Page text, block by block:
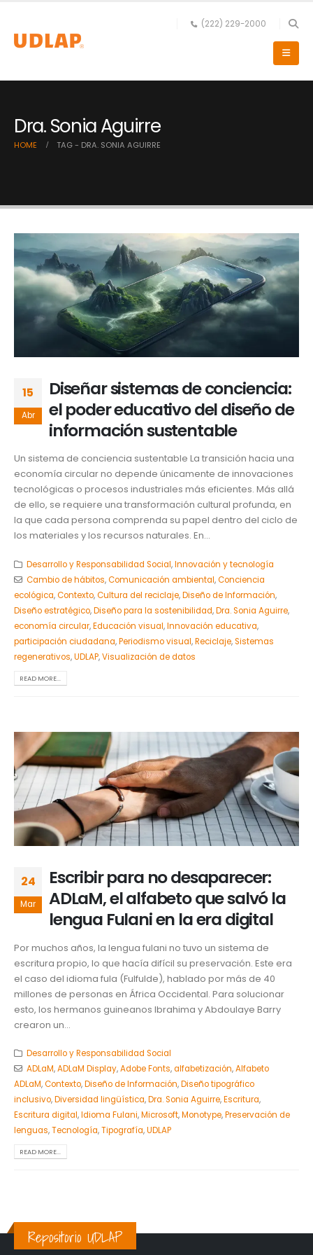
(222) 229-2000
Dra. Sonia Aguirre
HOME TAG - DRA. SONIA AGUIRRE
15
Abr
Diseñar sistemas de conciencia:
el poder educativo del diseño de
información sustentable
Un sistema de conciencia sustentable La transición hacia una
economía circular no depende únicamente de innovaciones
tecnológicas o procesos industriales más eficientes. Más allá
de ello, se requiere una transformación cultural profunda, en
la que cada persona comprenda su papel dentro del ciclo de
los materiales y los recursos naturales. En...
Desarrollo y Responsabilidad Social,Innovación y tecnología
Cambio de hábitos,Comunicación ambiental,Conciencia
ecológica,Contexto,Cultura del reciclaje,Diseño de Información,
Diseño estratégico,Diseño para la sostenibilidad,Dra. Sonia Aguirre,
economía circular,Educación visual,Innovación educativa,
participación ciudadana,Periodismo visual,Reciclaje,Sistemas
regenerativos,UDLAP,Visualización de datos
READ MORE...
24
Mar
Escribir para no desaparecer:
ADLaM, el alfabeto que salvó la
lengua Fulani en la era digital
Por muchos años, la lengua fulani no tuvo un sistema de
escritura propio, lo que hacía difícil su preservación. Este era
el caso del idioma fula (Fulfulde), hablado por más de 40
millones de personas en África Occidental. Para solucionar
esto, los hermanos guineanos Ibrahima y Abdoulaye Barry
crearon un...
Desarrollo y Responsabilidad Social
ADLaM,ADLaM Display,Adobe Fonts,alfabetización,Alfabeto
ADLaM,Contexto,Diseño de Información,Diseño tipográfico
inclusivo,Diversidad lingüística,Dra. Sonia Aguirre,Escritura,
Escritura digital,Idioma Fulani,Microsoft,Monotype,Preservación de
lenguas,Tecnología,Tipografía,UDLAP
READ MORE...
Repositorio UDLAP